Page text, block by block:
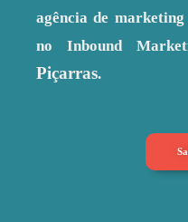
agência de
no Inbound
Piçarras.